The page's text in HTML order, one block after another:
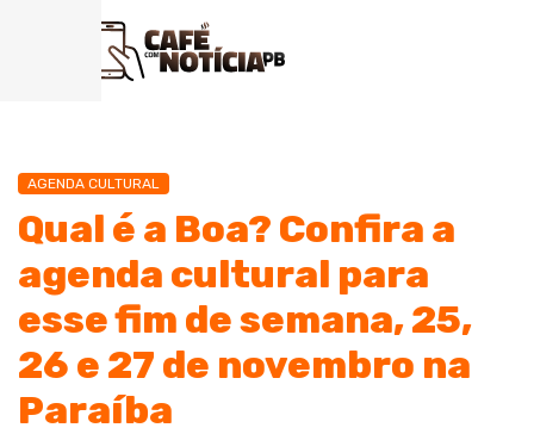
AGENDA CULTURAL
Qual é a Boa? Confira a
agenda cultural para
esse fim de semana, 25,
26 e 27 de novembro na
Paraíba